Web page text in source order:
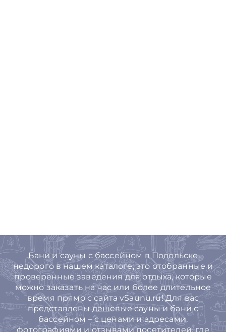
Бани и сауны с бассейном в Подольске
недорого в нашем каталоге, это отобранные и
проверенные заведения для отдыха, которые
можно заказать на час или более длительное
время прямо с сайта vSaunu.ru! Для вас
представлены дешевые сауны и бани с
бассейном – с ценами и адресами,
фотографиями и отзывами посетителей, где